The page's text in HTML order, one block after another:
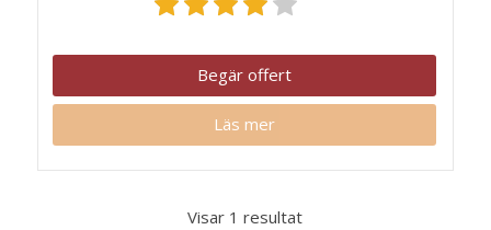
Begär offert
Läs mer
Visar 1 resultat